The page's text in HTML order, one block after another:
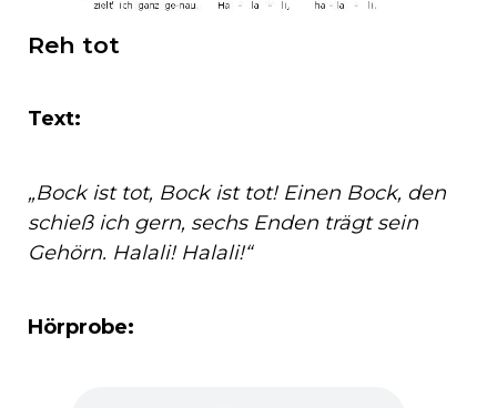
Reh tot
Text:
„Bock ist tot, Bock ist tot! Einen Bock, den
schieß ich gern, sechs Enden trägt sein
Gehörn. Halali! Halali!“
Hörprobe: